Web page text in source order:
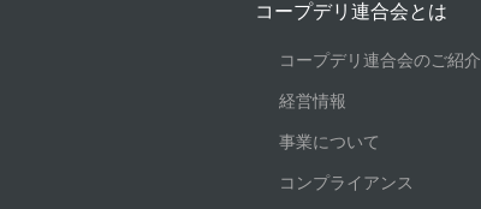
コープデリ連合会とは
コープデリ連合会のご紹介
経営情報
事業について
コンプライアンス